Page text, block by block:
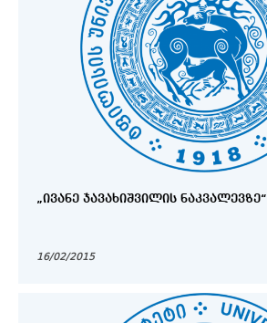
„ᲘᲕᲐᲜᲔ ᲯᲐᲕᲐᲮᲘᲨᲕᲘᲚᲘᲡ ᲜᲐᲙᲕᲐᲚᲔᲕᲖᲔ“
16/02/2015